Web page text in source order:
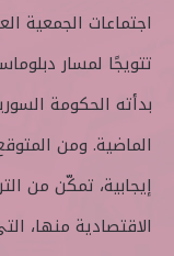
تتويجًا لمسار
بدأته الحكومة
الماضية. ومن
إيجابية، تمكّن من
الاقتصادية منها،